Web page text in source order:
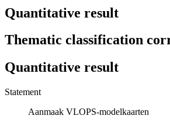
Quantitative result
Thematic classification
Quantitative result
Statement
Aanmaak VLOPS-modelkaarten